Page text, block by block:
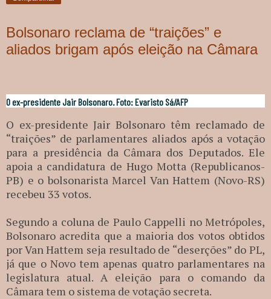
Bolsonaro reclama de “traições” e
aliados brigam após eleição na Câmara
O ex-presidente Jair Bolsonaro. Foto: Evaristo Sá/AFP
O ex-presidente Jair Bolsonaro têm reclamado de
“traições” de parlamentares aliados após a votação
para a presidência da Câmara dos Deputados. Ele
apoia a candidatura de Hugo Motta (Republicanos-
PB) e o bolsonarista Marcel Van Hattem (Novo-RS)
recebeu 33 votos.
Segundo a coluna de Paulo Cappelli no Metrópoles,
Bolsonaro acredita que a maioria dos votos obtidos
por Van Hattem seja resultado de “deserções” do PL,
já que o Novo tem apenas quatro parlamentares na
legislatura atual. A eleição para o comando da
Câmara tem o sistema de votação secreta.